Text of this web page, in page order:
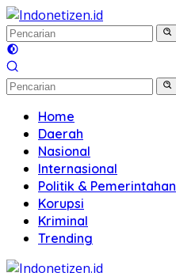
Langsung
ke
konten
Home
Daerah
Nasional
Internasional
Politik & Pemerintahan
Korupsi
Kriminal
Trending